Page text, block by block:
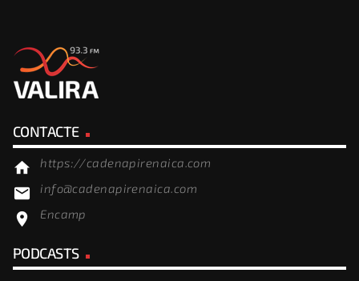
CONTACTE
home https://cadenapirenaica.com
email info@cadenapirenaica.com
location_on Encamp
PODCASTS